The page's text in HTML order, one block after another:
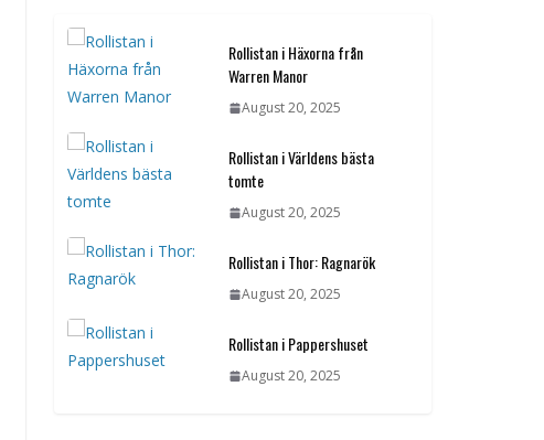
Rollistan i Häxorna från
Warren Manor
August 20, 2025
Rollistan i Världens bästa
tomte
August 20, 2025
Rollistan i Thor: Ragnarök
August 20, 2025
Rollistan i Pappershuset
August 20, 2025